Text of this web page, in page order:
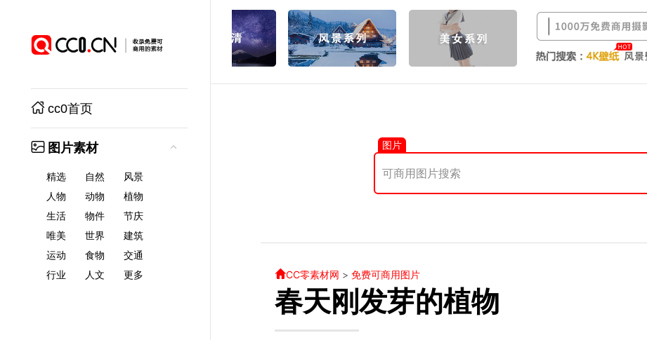
cc0首页
图片素材
精选 自然
风景
人物
动物
植物
生活
物件
节庆
唯美
世界
建筑
运动
食物
交通
行业
人文 更多
图片
CC零素材网 > 免费可商用图片
春天刚发芽的植物